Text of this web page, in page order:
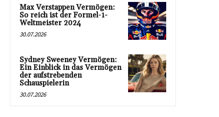
Max Verstappen Vermögen:
So reich ist der Formel-1-
Weltmeister 2024
30.07.2026
Sydney Sweeney Vermögen:
Ein Einblick in das Vermögen
der aufstrebenden
Schauspielerin
30.07.2026